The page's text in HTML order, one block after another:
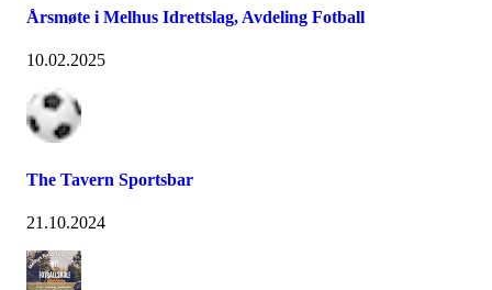
Årsmøte i Melhus Idrettslag, Avdeling Fotball
10.02.2025
The Tavern Sportsbar
21.10.2024